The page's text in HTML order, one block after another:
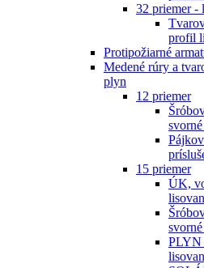
32 priemer -
profil
Protipožiarné
Medené rúry a
plyn
12 priemer
15 priemer
ÚK,
PLYN